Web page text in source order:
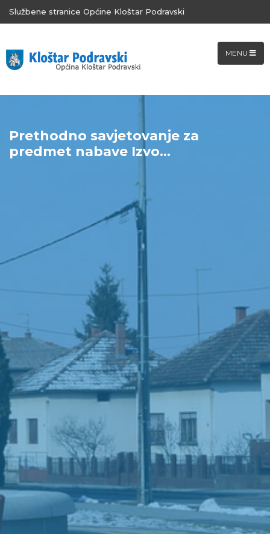
Službene stranice Općine Kloštar Podravski
MENU
Prethodno savjetovanje za
predmet nabave Izvo...